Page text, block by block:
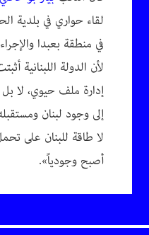
لقاء حواري في بلدية
في منطقة بعبدا
لأن الدولة اللبنانية
إدارة ملف حيوي، لا
إلى وجود لبنان
لا طاقة للبنان على
أصبح وجودياً».